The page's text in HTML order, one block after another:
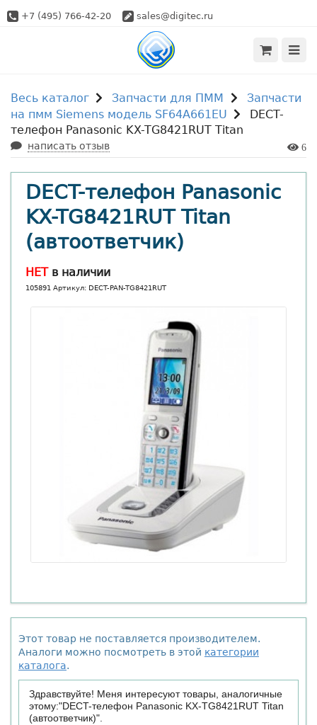
+7 (495) 766-42-20 sales@digitec.ru
Весь каталог Запчасти для ПММ
Запчасти
на пмм Siemens модель SF64A661EU
DECT-
телефон Panasonic KX-TG8421RUT Titan
написать отзыв 6
DECT-телефон Panasonic
KX-TG8421RUT Titan
(автоответчик)
НЕТв наличии
105891 Артикул: DECT-PAN-TG8421RUT
Этот товар не поставляется производителем.
Аналоги можно посмотреть в этой категории
каталога.